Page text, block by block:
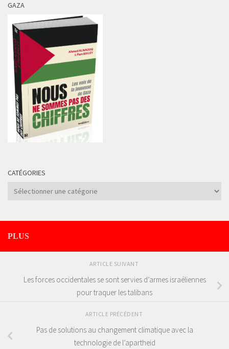
GAZA
CATÉGORIES
Catégories
PLUS
ARTICLE SUIVANT
Les forces occidentales se sont servies d’armes israéliennes
pour traquer les talibans
ARTICLE PRÉCÉDENT
Pas de solutions au changement climatique avec la
technologie de l’apartheid